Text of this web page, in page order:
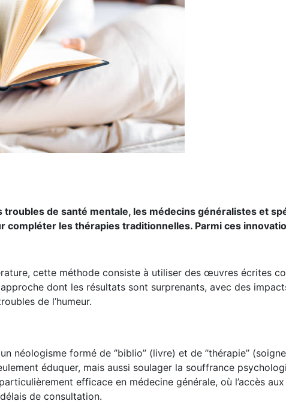
troubles de santé mentale, les médecins généralistes et
les thérapies traditionnelles. Parmi ces
cette méthode consiste à utiliser des œuvres écrites
dont les résultats sont surprenants, avec des
de l’humeur.
néologisme formé de ‘’biblio’’ (livre) et de ’’thérapie’’
éduquer, mais aussi soulager la souffrance
efficace en médecine générale, où l’accès
de consultation.